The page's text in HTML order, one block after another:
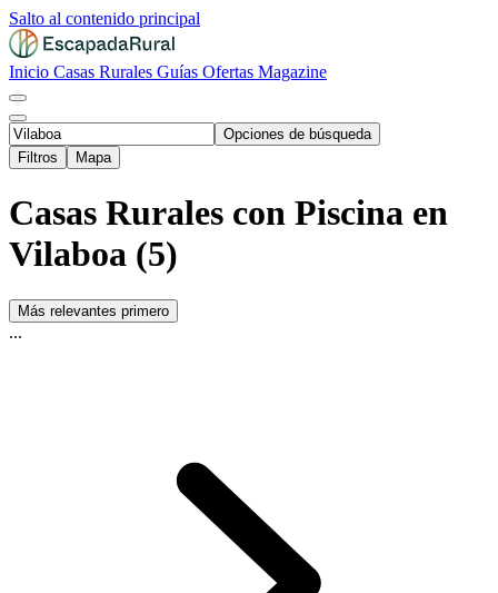
Salto al contenido principal
Inicio Casas Rurales Guías Ofertas Magazine
Opciones de búsqueda
Filtros
Mapa
Casas Rurales con Piscina en
Vilaboa (5)
Más relevantes primero
...